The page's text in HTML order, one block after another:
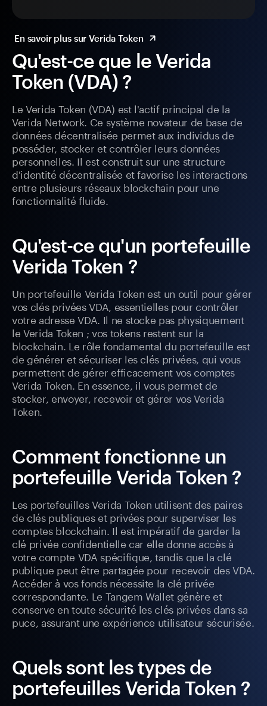
Qu'est-ce que le Verida
Token (VDA) ?
Le Verida Token (VDA) est l'actif principal de la
Verida Network. Ce système novateur de base de
données décentralisée permet aux individus de
posséder, stocker et contrôler leurs données
personnelles. Il est construit sur une structure
d'identité décentralisée et favorise les interactions
entre plusieurs réseaux blockchain pour une
fonctionnalité fluide.
Qu'est-ce qu'un portefeuille
Verida Token ?
Un portefeuille Verida Token est un outil pour gérer
vos clés privées VDA, essentielles pour contrôler
votre adresse VDA. Il ne stocke pas physiquement
le Verida Token ; vos tokens restent sur la
blockchain. Le rôle fondamental du portefeuille est
de générer et sécuriser les clés privées, qui vous
permettent de gérer efficacement vos comptes
Verida Token. En essence, il vous permet de
stocker, envoyer, recevoir et gérer vos Verida
Token.
Comment fonctionne un
portefeuille Verida Token ?
Les portefeuilles Verida Token utilisent des paires
de clés publiques et privées pour superviser les
comptes blockchain. Il est impératif de garder la
clé privée confidentielle car elle donne accès à
votre compte VDA spécifique, tandis que la clé
publique peut être partagée pour recevoir des VDA.
Accéder à vos fonds nécessite la clé privée
correspondante. Le Tangem Wallet génère et
conserve en toute sécurité les clés privées dans sa
puce, assurant une expérience utilisateur sécurisée.
Quels sont les types de
portefeuilles Verida Token ?
En savoir plus sur Verida Token